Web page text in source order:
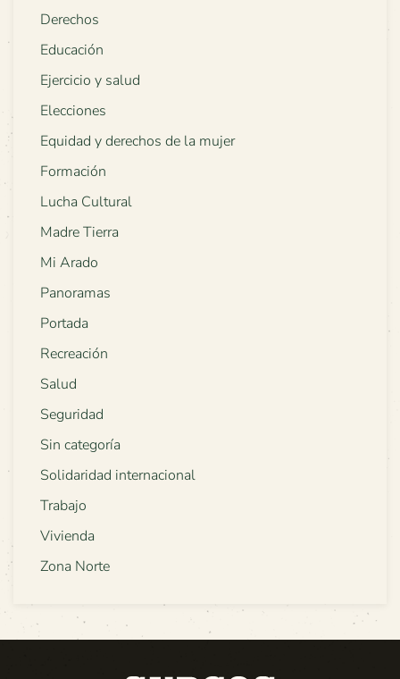
Derechos
Educación
Ejercicio y salud
Elecciones
Equidad y derechos de la mujer
Formación
Lucha Cultural
Madre Tierra
Mi Arado
Panoramas
Portada
Recreación
Salud
Seguridad
Sin categoría
Solidaridad internacional
Trabajo
Vivienda
Zona Norte